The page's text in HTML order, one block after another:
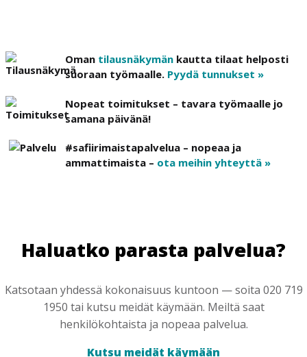
Oman tilausnäkymän kautta tilaat helposti
suoraan työmaalle. Pyydä tunnukset »
Nopeat toimitukset – tavara työmaalle jo
samana päivänä!
#safiirimaistapalvelua – nopeaa ja
ammattimaista – ota meihin yhteyttä »
Haluatko parasta palvelua?
Katsotaan yhdessä kokonaisuus kuntoon — soita 020 719
1950 tai kutsu meidät käymään. Meiltä saat
henkilökohtaista ja nopeaa palvelua.
Kutsu meidät käymään